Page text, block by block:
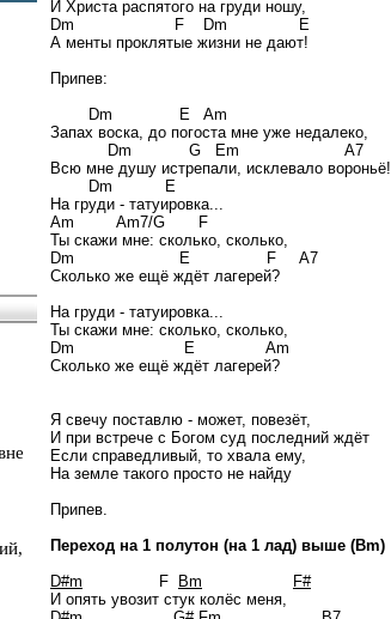
И Христа распятого на груди ношу,
Dm F Dm E
А менты проклятые жизни не дают!
Припев:
Dm E Am
Запах воска, до погоста мне уже недалеко,
Dm G Em A7
Всю мне душу истрепали, исклевало вороньё!
Dm E
На груди - татуировка...
Am Am7/G F
Ты скажи мне: сколько, сколько,
Dm E F A7
Сколько же ещё ждёт лагерей?
На груди - татуировка...
Ты скажи мне: сколько, сколько,
Dm E Am
Сколько же ещё ждёт лагерей?
Я свечу поставлю - может, повезёт,
И при встрече с Богом суд последний ждёт
Если справедливый, то хвала ему,
На земле такого просто не найду
Припев.
Переход на 1 полутон (на 1 лад) выше (Bm)
D#m F Bm
F#
И опять увозит стук колёс меня,